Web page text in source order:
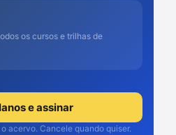
os cursos e trilhas de
e assinar
acervo. Cancele quando quiser.